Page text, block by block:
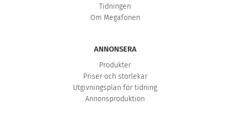
Tidningen
Om Megafonen
ANNONSERA
Produkter
Priser och storlekar
Utgivningsplan för tidning
Annonsproduktion